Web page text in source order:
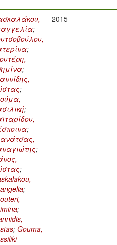
;
;
;
;
;
;
;
;
;
;
; Gouma,
2015